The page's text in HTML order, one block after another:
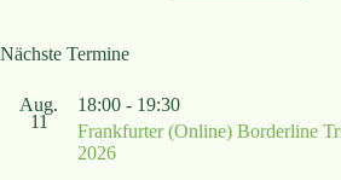
Nächste Termine
Aug.
11
18:00 - 19:30
Frankfurter (Online) Borderline
2026